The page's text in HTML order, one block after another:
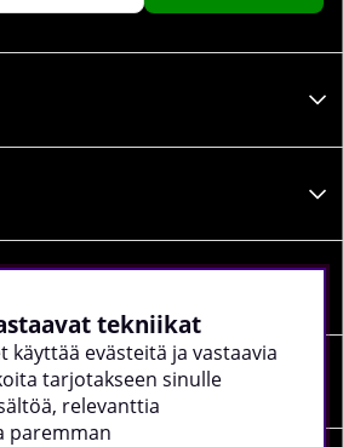
tekniikat
käyttää evästeitä ja vastaavia
tarjotakseen sinulle
relevanttia
paremman